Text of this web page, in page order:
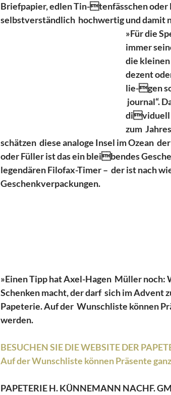
Briefpapier, edlen Tin-tenfässchen
selbstverständlich  hochwertig und damit
»Für die
immer
die
dezent
lie-gen
journal“.
dividuell
zum
schätzen  diese analoge Insel im Ozean
oder Füller ist das ein bleibendes
legendären Filofax-Timer –  der ist nach
Geschenkverpackungen.
»Einen Tipp hat Axel-Hagen  Müller noch:
Schenken macht, der darf  sich im
Papeterie. Auf der  Wunschliste können
werden.
BESUCHEN SIE DIE WEBSITE DER
Auf der Wunschliste können Präsente
PAPETERIE H. KÜNNEMANN NACHF.